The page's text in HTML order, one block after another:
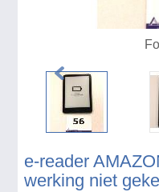
e-reader
werking niet